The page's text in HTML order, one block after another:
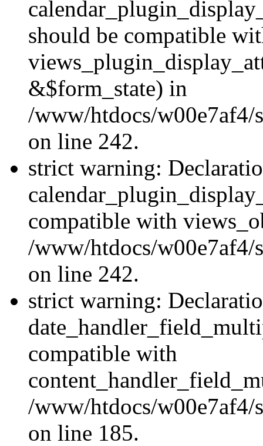
should be compatible
&$form_state) in
/www/htdocs/w00e7af4/
on line 242.
strict warning:
compatible with
/www/htdocs/w00e7af4/
on line 242.
strict warning:
compatible with
/www/htdocs/w00e7af4/
on line 185.